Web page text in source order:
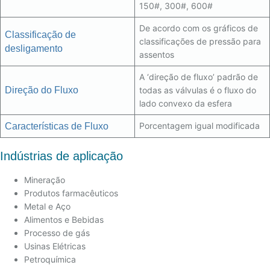
150#, 300#, 600#
Classificação de
desligamento
De acordo com os gráficos de
classificações de pressão para
assentos
Direção do Fluxo
A ‘direção de fluxo’ padrão de
todas as válvulas é o fluxo do
lado convexo da esfera
Características de Fluxo Porcentagem igual modificada
Indústrias de aplicação
Mineração
Produtos farmacêuticos
Metal e Aço
Alimentos e Bebidas
Processo de gás
Usinas Elétricas
Petroquímica